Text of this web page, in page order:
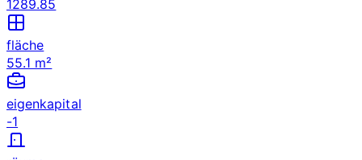
1289.85
fläche
55.1 m²
eigenkapital
-1